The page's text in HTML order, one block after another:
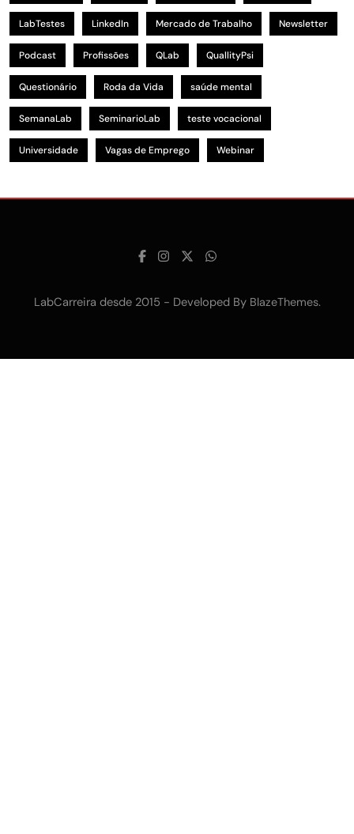
LabTestes LinkedIn Mercado de Trabalho Newsletter
Podcast Profissões QLab QuallityPsi
Questionário Roda da Vida saúde mental
SemanaLab SeminarioLab teste vocacional
Universidade Vagas de Emprego Webinar
LabCarreira desde 2015 - Developed By BlazeThemes.